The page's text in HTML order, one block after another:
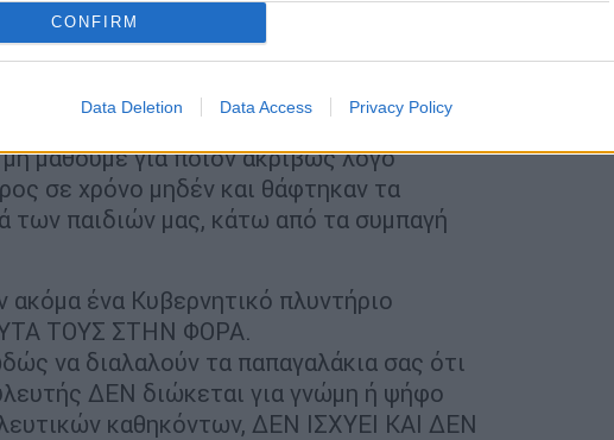
CONFIRM
Data Deletion Data Access Privacy Policy
εισαγγελικών καθηκόντων τους, είχε
κληθούν μάρτυρες, να μην ζητηθούν
ΠΟΣΟΙ συμμετείχαν στην παράνομη
μάθουμε για ποιόν ακριβώς λόγο
σε χρόνο μηδέν και θάφτηκαν τα
των παιδιών μας, κάτω από τα συμπαγή
ένα Κυβερνητικό πλυντήριο
ΤΟΥΣ ΣΤΗΝ ΦΟΡΑ.
να διαλαλούν τα παπαγαλάκια σας ότι
ΔΕΝ διώκεται για γνώμη ή ψήφο
καθηκόντων, ΔΕΝ ΙΣΧΥΕΙ ΚΑΙ ΔΕΝ